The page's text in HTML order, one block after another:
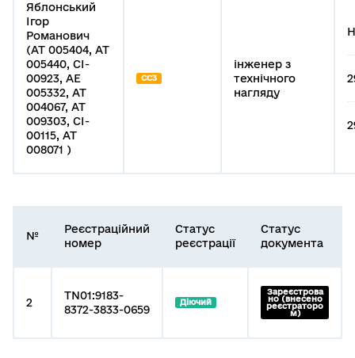
Яблонський
Ігор
Романович
(АТ 005404, АТ
005440, СІ-
00923, АЕ
005332, АТ
004067, АТ
009303, СІ-
00115, АТ
008071 )
СС3
інженер з
технічного
нагляду
№
Реєстраційний
номер
Статус
реєстрації
Статус
документа
2
TN01:9183-
8372-3833-0659
Діючий
Зареєстрова
но (внесено
реєстраторо
м)